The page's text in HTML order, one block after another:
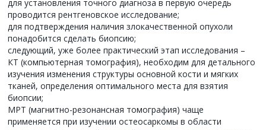
для установления точного диагноза в первую очередь
проводится рентгеновское исследование;
для подтверждения наличия злокачественной опухоли
понадобится сделать биопсию;
следующий, уже более практический этап исследования –
КТ (компьютерная томография), необходим для детального
изучения изменения структуры основной кости и мягких
тканей, определения оптимального места для взятия
биопсии;
МРТ (магнитно-резонансная томография) чаще
применяется при изучении остеосаркомы в области